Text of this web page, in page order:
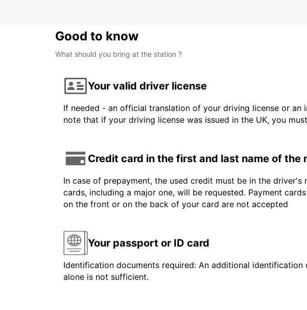
Good to know
What should you bring at the station ?
Your valid driver license
If needed - an official translation of your driving license or
note that if your driving license was issued in the UK, you
Credit card in the first and last name of the
In case of prepayment, the used credit must be in the
cards, including a major one, will be requested. Payment
on the front or on the back of your card are not accepted
Your passport or ID card
Identification documents required: An additional identification
alone is not sufficient.